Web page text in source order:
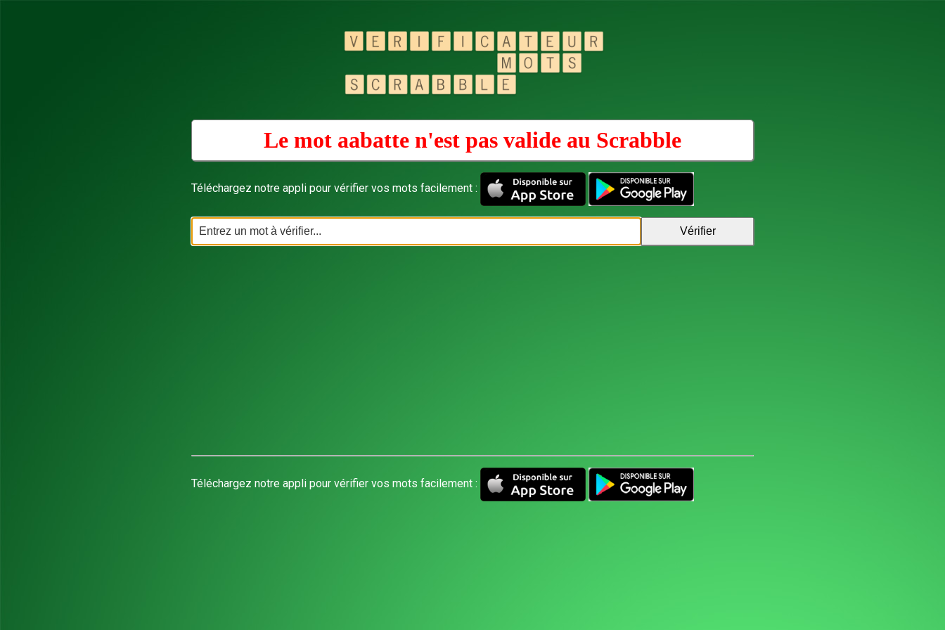
Le mot aabatte n'est pas valide au Scrabble
Téléchargez notre appli pour vérifier vos mots facilement :
Téléchargez notre appli pour vérifier vos mots facilement :